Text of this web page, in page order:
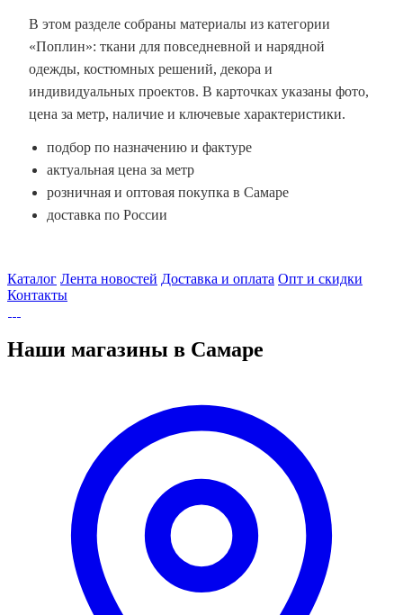
В этом разделе собраны материалы из категории
«Поплин»: ткани для повседневной и нарядной
одежды, костюмных решений, декора и
индивидуальных проектов. В карточках указаны фото,
цена за метр, наличие и ключевые характеристики.
подбор по назначению и фактуре
актуальная цена за метр
розничная и оптовая покупка в Самаре
доставка по России
Каталог Лента новостей Доставка и оплата Опт и скидки
Контакты
Наши магазины в Самаре